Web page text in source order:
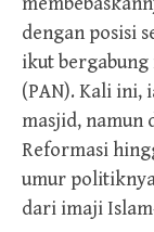
dengan posisi
ikut
(PAN). Kali
masjid, namun
Reformasi
umur
dari imaji